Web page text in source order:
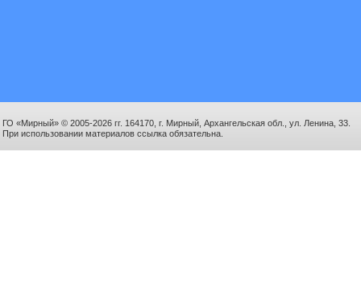
ГО «Мирный» © 2005-2026 гг. 164170, г. Мирный, Архангельская обл., ул. Ленина, 33.
При использовании материалов ссылка обязательна.